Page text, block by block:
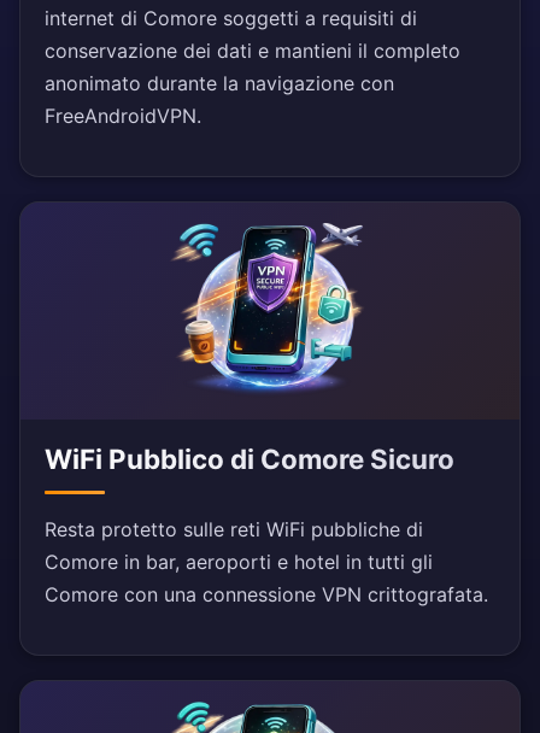
internet di Comore soggetti a requisiti di
conservazione dei dati e mantieni il completo
anonimato durante la navigazione con
FreeAndroidVPN.
WiFi Pubblico di Comore Sicuro
Resta protetto sulle reti WiFi pubbliche di
Comore in bar, aeroporti e hotel in tutti gli
Comore con una connessione VPN crittografata.